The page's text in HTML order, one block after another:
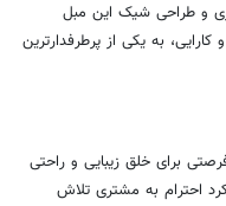
و طراحی شیک این مبل
به یکی از پرطرفدارترین
برای خلق زیبایی و راحتی
احترام به مشتری تلاش